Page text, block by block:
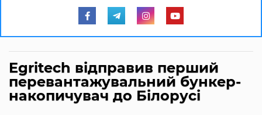
Egritech відправив перший
перевантажувальний бункер-
накопичувач до Білорусі